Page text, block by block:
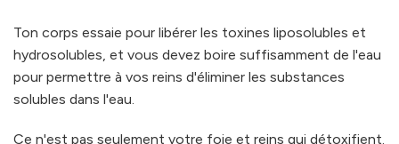
Ton corps essaie pour libérer les toxines liposolubles et
hydrosolubles, et vous devez boire suffisamment de l'eau
pour permettre à vos reins d'éliminer les substances
solubles dans l'eau.
Ce n'est pas seulement votre foie et reins qui détoxifient.